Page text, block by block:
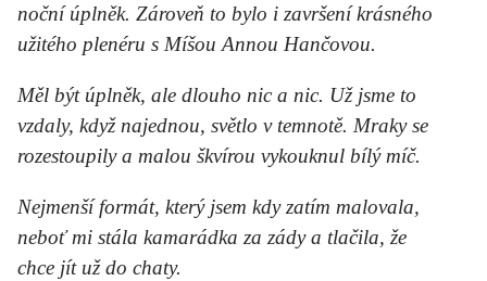
noční úplněk. Zároveň to bylo i završení krásného
užitého plenéru s Míšou Annou Hančovou.
Měl být úplněk, ale dlouho nic a nic. Už jsme to
vzdaly, když najednou, světlo v temnotě. Mraky se
rozestoupily a malou škvírou vykouknul bílý míč.
Nejmenší formát, který jsem kdy zatím malovala,
neboť mi stála kamarádka za zády a tlačila, že
chce jít už do chaty.